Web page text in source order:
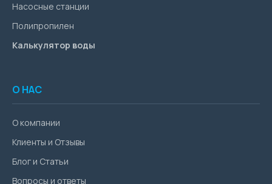
Насосные станции
Полипропилен
Калькулятор воды
О НАС
О компании
Клиенты и Отзывы
Блог и Статьи
Вопросы и ответы